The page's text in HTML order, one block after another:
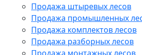
Продажа штыревых лесов
Продажа промышленных
Продажа комплектов лесов
Продажа разборных лесов
Продажа монтажных лесов